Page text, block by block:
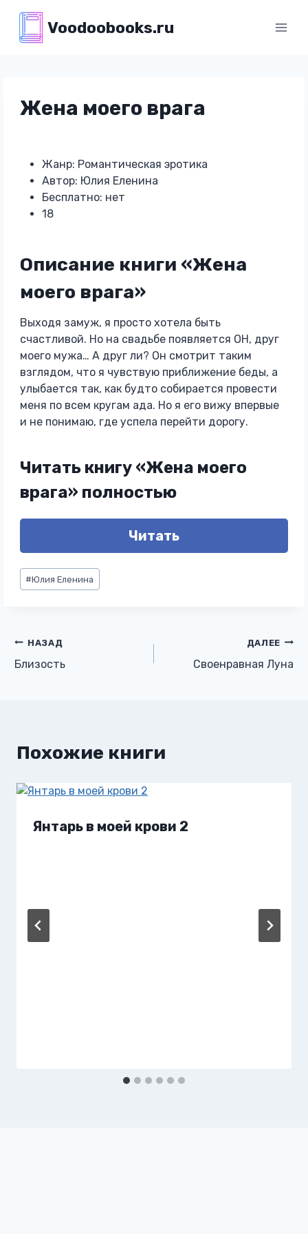
содержимому
Voodoobooks.ru
Жена моего врага
Жанр: Романтическая эротика
Автор: Юлия Еленина
Бесплатно: нет
18
Описание книги «Жена
моего врага»
Выходя замуж, я просто хотела быть
счастливой. Но на свадьбе появляется ОН, друг
моего мужа… А друг ли? Он смотрит таким
взглядом, что я чувствую приближение беды, а
улыбается так, как будто собирается провести
меня по всем кругам ада. Но я его вижу впервые
и не понимаю, где успела перейти дорогу.
Читать книгу «Жена моего
врага» полностью
Читать
Метки
записи:
#Юлия Еленина
Навигация
по
НАЗАД
Близость
ДАЛЕЕ
Своенравная Луна
Похожие книги
Янтарь в моей крови 2